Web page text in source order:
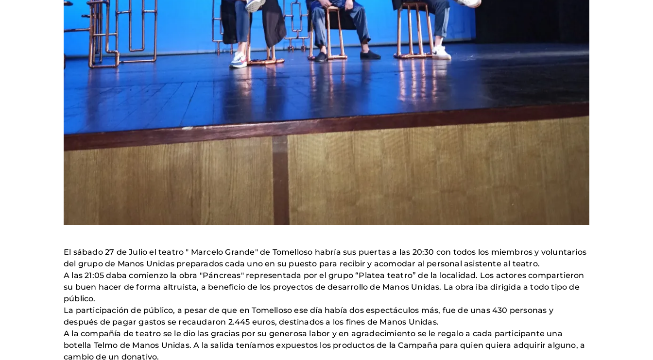
El sábado 27 de Julio el teatro " Marcelo Grande" de Tomelloso habría sus puertas a las 20:30 con todos los miembros y voluntarios
del grupo de Manos Unidas preparados cada uno en su puesto para recibir y acomodar al personal asistente al teatro.
A las 21:05 daba comienzo la obra "Páncreas" representada por el grupo “Platea teatro” de la localidad. Los actores compartieron
su buen hacer de forma altruista, a beneficio de los proyectos de desarrollo de Manos Unidas. La obra iba dirigida a todo tipo de
público.
La participación de público, a pesar de que en Tomelloso ese día había dos espectáculos más, fue de unas 430 personas y
después de pagar gastos se recaudaron 2.445 euros, destinados a los fines de Manos Unidas.
A la compañía de teatro se le dio las gracias por su generosa labor y en agradecimiento se le regalo a cada participante una
botella Telmo de Manos Unidas. A la salida teníamos expuestos los productos de la Campaña para quien quiera adquirir alguno, a
cambio de un donativo.